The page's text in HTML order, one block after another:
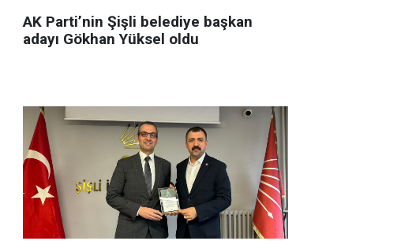
AK Parti’nin Şişli belediye başkan
adayı Gökhan Yüksel oldu